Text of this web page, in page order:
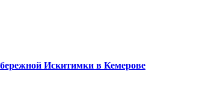
Искитимки в Кемерове